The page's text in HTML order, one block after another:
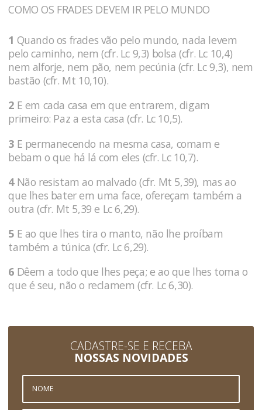
COMO OS FRADES DEVEM IR PELO MUNDO
1 Quando os frades vão pelo mundo, nada levem
pelo caminho, nem (cfr. Lc 9,3) bolsa (cfr. Lc 10,4)
nem alforje, nem pão, nem pecúnia (cfr. Lc 9,3), nem
bastão (cfr. Mt 10,10).
2 E em cada casa em que entrarem, digam
primeiro: Paz a esta casa (cfr. Lc 10,5).
3 E permanecendo na mesma casa, comam e
bebam o que há lá com eles (cfr. Lc 10,7).
4Não resistam ao malvado (cfr. Mt 5,39), mas ao
que lhes bater em uma face, ofereçam também a
outra (cfr. Mt 5,39 e Lc 6,29).
5 E ao que lhes tira o manto, não lhe proíbam
também a túnica (cfr. Lc 6,29).
6 Dêem a todo que lhes peça; e ao que lhes toma o
que é seu, não o reclamem (cfr. Lc 6,30).
CADASTRE-SE E RECEBA
NOSSAS NOVIDADES